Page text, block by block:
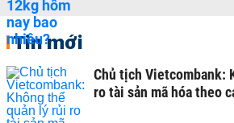
Tin mới
Chủ tịch Vietcombank:
ro tài sản mã hóa theo